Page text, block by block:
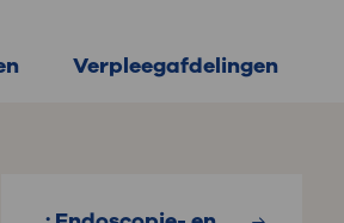
Verpleegafdelingen